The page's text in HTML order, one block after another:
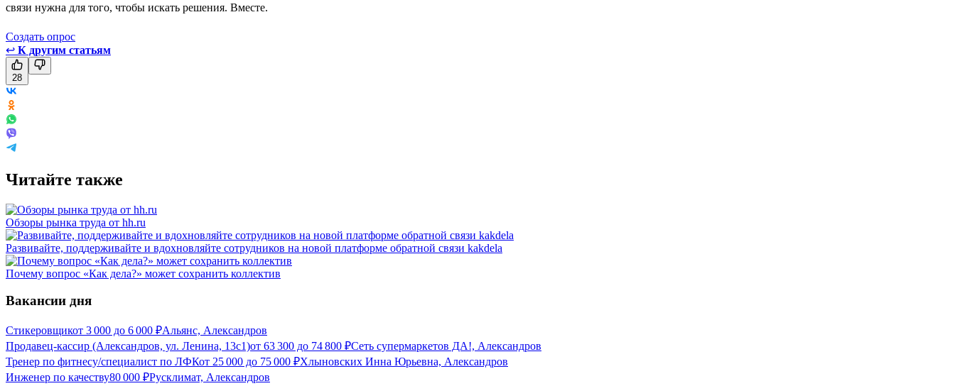
связи нужна для того, чтобы искать решения. Вместе.
Создать опрос
↩ К другим статьям
28
Читайте также
Обзоры рынка труда от hh.ru
Развивайте, поддерживайте и вдохновляйте сотрудников на новой платформе обратной связи kakdela
Почему вопрос «Как дела?» может сохранить коллектив
Вакансии дня
Стикеровщикот 3 000 до 6 000 ₽Альянс, Александров
Продавец-кассир (Александров, ул. Ленина, 13с1)от 63 300 до 74 800 ₽Сеть супермаркетов ДА!, Александров
Тренер по фитнесу/специалист по ЛФКот 25 000 до 75 000 ₽Хлыновских Инна Юрьевна, Александров
Инженер по качеству80 000 ₽Русклимат, Александров